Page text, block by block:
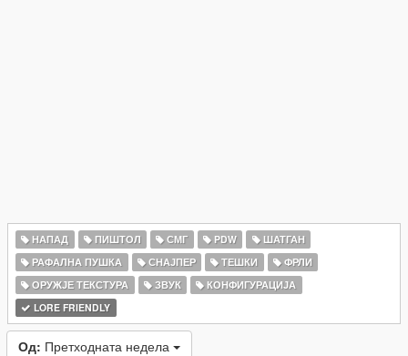
НАПАД ПИШТОЛ СМГ PDW
ШАТГАН
РАФАЛНА ПУШКА
СНАЈПЕР ТЕШКИ
ФРЛИ
ОРУЖЈЕ ТЕКСТУРА
ЗВУК
КОНФИГУРАЦИЈА
LORE FRIENDLY
Од: Претходната недела